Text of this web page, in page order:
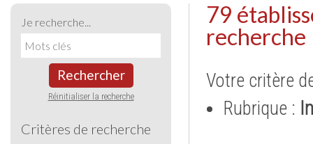
Je recherche...
Rechercher
Réinitialiser la recherche
Critères de recherche
79
recherche
Votre critère
Rubrique :